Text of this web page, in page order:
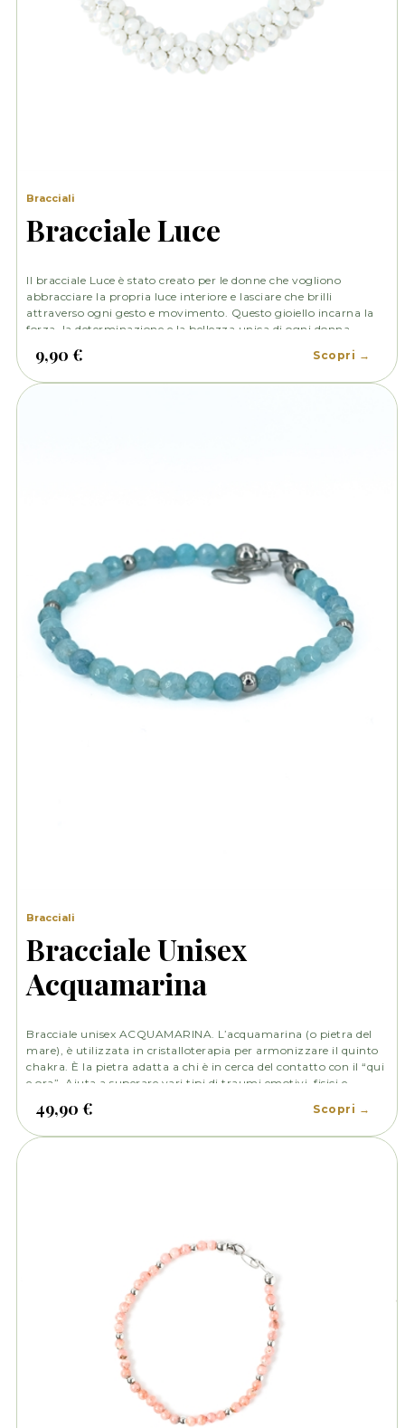
Bracciali
Bracciale Luce
Il bracciale Luce è stato creato per le donne che vogliono
abbracciare la propria luce interiore e lasciare che brilli
attraverso ogni gesto e movimento. Questo gioiello incarna la
forza, la determinazione e la bellezza unica di ogni donna.
trovare la loro luce e a irradiarla nel mondo.
9,90 € Scopri →
Bracciali
Bracciale Unisex
Acquamarina
Bracciale unisex ACQUAMARINA. L’acquamarina (o pietra del
mare), è utilizzata in cristalloterapia per armonizzare il quinto
chakra. È la pietra adatta a chi è in cerca del contatto con il “qui
e ora”. Aiuta a superare vari tipi di traumi emotivi, fisici e
49,90 € Scopri →